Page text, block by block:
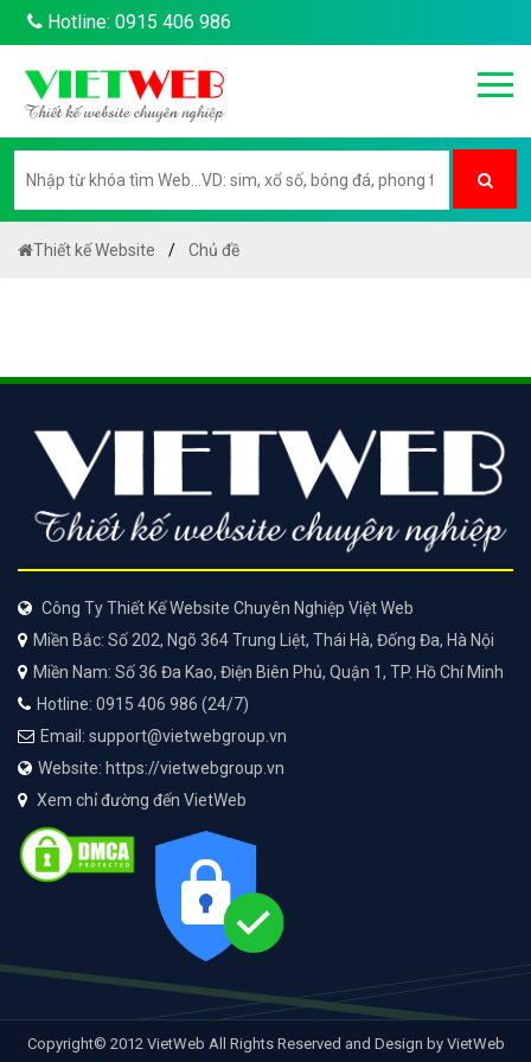
Hotline: 0915 406 986
Thiết kế Website Chủ đề
Công Ty Thiết Kế Website Chuyên Nghiệp Việt Web
Miền Bắc: Số 202, Ngõ 364 Trung Liệt, Thái Hà, Đống Đa, Hà Nội
Miền Nam: Số 36 Đa Kao, Điện Biên Phủ, Quận 1, TP. Hồ Chí Minh
Hotline: 0915 406 986 (24/7)
Email: support@vietwebgroup.vn
Website: https://vietwebgroup.vn
Xem chỉ đường đến VietWeb
Copyright© 2012 VietWeb All Rights Reserved and Design by VietWeb